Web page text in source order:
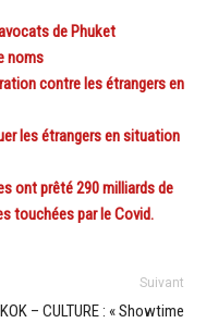
de Phuket
noms
contre les étrangers en
les étrangers en situation
ont prêté 290 milliards de
touchées par le Covid.
Suivant
– CULTURE : « Showtime